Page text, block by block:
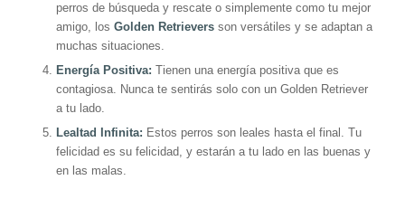
perros de búsqueda y rescate o simplemente como tu mejor
amigo, los Golden Retrieversson versátiles y se adaptan a
muchas situaciones.
Energía Positiva: Tienen una energía positiva que es
contagiosa. Nunca te sentirás solo con un Golden Retriever
a tu lado.
Lealtad Infinita: Estos perros son leales hasta el final. Tu
felicidad es su felicidad, y estarán a tu lado en las buenas y
en las malas.